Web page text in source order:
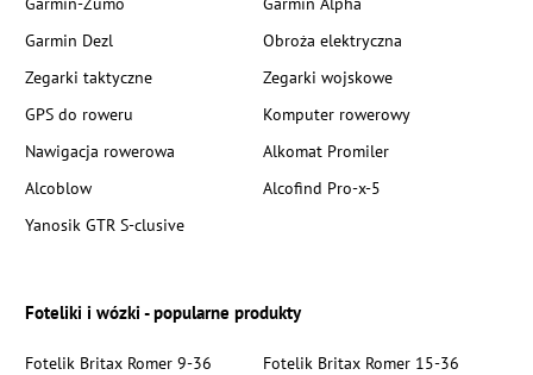
Garmin Dezl
Obroża elektryczna
Zegarki taktyczne
Zegarki wojskowe
GPS do roweru
Komputer rowerowy
Nawigacja rowerowa
Alkomat Promiler
Alcoblow
Alcofind Pro-x-5
Yanosik GTR S-clusive
Foteliki i wózki - popularne produkty
Fotelik Britax Romer 9-36
Fotelik Britax Romer 15-36